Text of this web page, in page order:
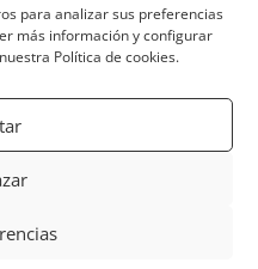
para analizar sus preferencias
más información y configurar
Política de cookies.
Cookies
Sitio